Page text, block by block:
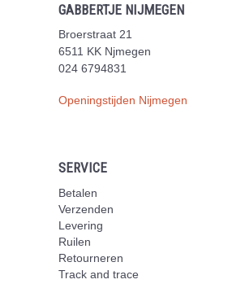
GABBERTJE NIJMEGEN
Broerstraat 21
6511 KK Njmegen
024 6794831
Openingstijden Nijmegen
SERVICE
Betalen
Verzenden
Levering
Ruilen
Retourneren
Track and trace